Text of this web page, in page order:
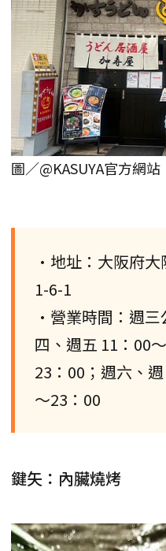
圖／@KASUYA官方網站
•地址：大阪府
1-6-1
•營業時間：週
四、週五 11：00
23：00；週六、
～23：00
鍵矢：內臟燒烤